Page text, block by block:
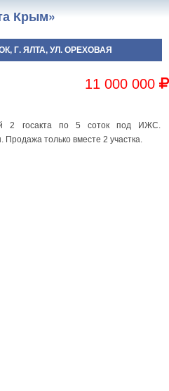
Крым»
Г. ЯЛТА, УЛ. ОРЕХОВАЯ
11 000 000
2 госакта по 5 соток под ИЖС.
только вместе 2 участка.